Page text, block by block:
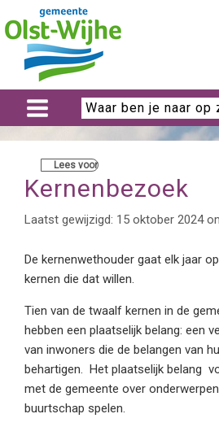
Lees voor
Kernenbezoek
Laatst gewijzigd: 15 oktober 2024
De kernenwethouder gaat elk jaar
kernen die dat willen.
Tien van de twaalf kernen in de
hebben een plaatselijk belang: een
van inwoners die de belangen van
behartigen. Het plaatselijk belang
met de gemeente over
buurtschap spelen.